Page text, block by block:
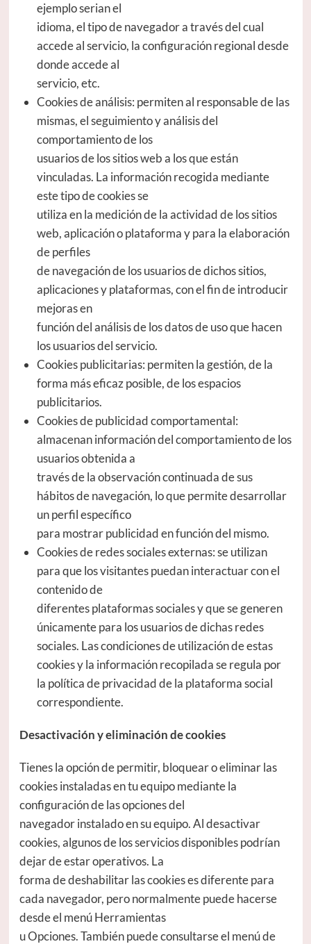
ejemplo serian el
idioma, el tipo de navegador a través del cual
accede al servicio, la configuración regional desde
donde accede al
servicio, etc.
Cookies de análisis: permiten al responsable de las
mismas, el seguimiento y análisis del
comportamiento de los
usuarios de los sitios web a los que están
vinculadas. La información recogida mediante
este tipo de cookies se
utiliza en la medición de la actividad de los sitios
web, aplicación o plataforma y para la elaboración
de perfiles
de navegación de los usuarios de dichos sitios,
aplicaciones y plataformas, con el fin de introducir
mejoras en
función del análisis de los datos de uso que hacen
los usuarios del servicio.
Cookies publicitarias: permiten la gestión, de la
forma más eficaz posible, de los espacios
publicitarios.
Cookies de publicidad comportamental:
almacenan información del comportamiento de los
usuarios obtenida a
través de la observación continuada de sus
hábitos de navegación, lo que permite desarrollar
un perfil específico
para mostrar publicidad en función del mismo.
Cookies de redes sociales externas: se utilizan
para que los visitantes puedan interactuar con el
contenido de
diferentes plataformas sociales y que se generen
únicamente para los usuarios de dichas redes
sociales. Las condiciones de utilización de estas
cookies y la información recopilada se regula por
la política de privacidad de la plataforma social
correspondiente.
Desactivación y eliminación de cookies
Tienes la opción de permitir, bloquear o eliminar las
cookies instaladas en tu equipo mediante la
configuración de las opciones del
navegador instalado en su equipo. Al desactivar
cookies, algunos de los servicios disponibles podrían
dejar de estar operativos. La
forma de deshabilitar las cookies es diferente para
cada navegador, pero normalmente puede hacerse
desde el menú Herramientas
u Opciones. También puede consultarse el menú de